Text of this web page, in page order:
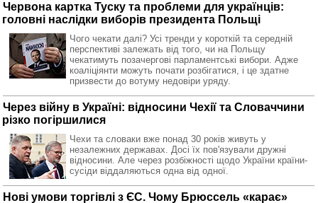
Червона картка Туску та проблеми для українців:
головні наслідки виборів президента Польщі
Чого чекати далі? Усі тренди у короткій та середній
перспективі залежать від того, чи на Польщу
чекатимуть позачергові парламентські вибори. Адже
коаліціянти можуть почати розбігатися, і це здатне
призвести до вотуму недовіри уряду.
Через війну в Україні: відносини Чехії та Словаччини
різко погіршилися
Чехи та словаки вже понад 30 років живуть у
незалежних державах. Досі їх пов'язували дружні
відносини. Але через розбіжності щодо України країни-
сусіди віддаляються одна від одної.
Нові умови торгівлі з ЄС. Чому Брюссель «карає»